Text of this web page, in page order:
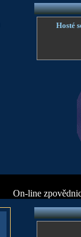
Hosté
On-line